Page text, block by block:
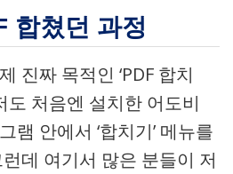
합쳤던 과정
진짜 목적인 ‘PDF 합치
도 처음엔 설치한 어도비
램 안에서 ‘합치기’ 메뉴를
데 여기서 많은 분들이 저